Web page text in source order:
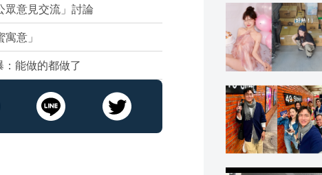
眾意見交流」討論
意」
能做的都做了